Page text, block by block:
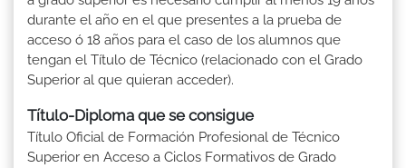
durante el año en el que presentes a la prueba de
acceso ó 18 años para el caso de los alumnos que
tengan el Título de Técnico (relacionado con el Grado
Superior al que quieran acceder).
Título-Diploma que se consigue
Título Oficial de Formación Profesional de Técnico
Superior en Acceso a Ciclos Formativos de Grado